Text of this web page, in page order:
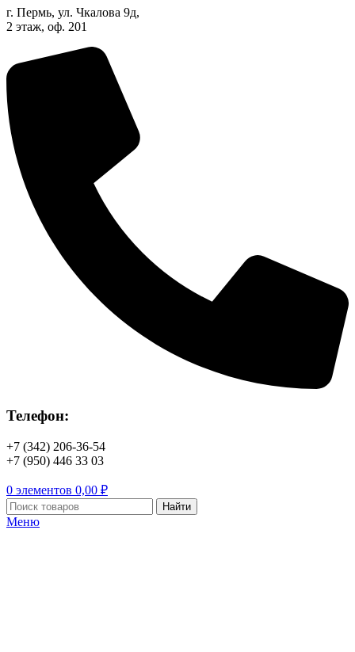
г. Пермь, ул. Чкалова 9д,
2 этаж, оф. 201
Телефон:
+7 (342) 206-36-54
+7 (950) 446 33 03
0 элементов 0,00 ₽
Найти
Меню